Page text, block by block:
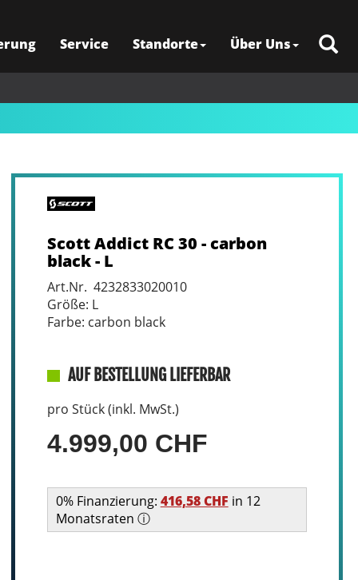
Service Standorte Über Uns
Scott Addict RC 30 - carbon
black - L
Art.Nr. 4232833020010
Größe: L
Farbe: carbon black
AUF BESTELLUNG LIEFERBAR
pro Stück (inkl. MwSt.)
4.999,00 CHF
0% Finanzierung: 416,58 CHF in 12
Monatsraten ⓘ